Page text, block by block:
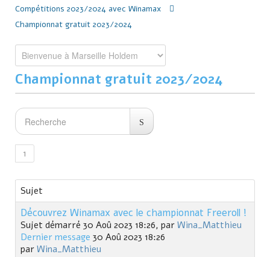
Compétitions 2023/2024 avec Winamax
Championnat gratuit 2023/2024
Championnat gratuit 2023/2024
1
Sujet
Découvrez Winamax avec le championnat Freeroll !
Sujet démarré 30 Aoû 2023 18:26, par Wina_Matthieu
Dernier message 30 Aoû 2023 18:26
par Wina_Matthieu